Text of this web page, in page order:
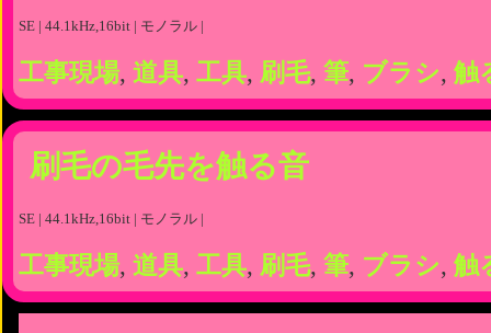
SE | 44.1kHz,16bit | モノラル |
工事現場, 道具, 工具, 刷毛, 筆, ブラシ, 触
刷毛の毛先を触る音
SE | 44.1kHz,16bit | モノラル |
工事現場, 道具, 工具, 刷毛, 筆, ブラシ, 触